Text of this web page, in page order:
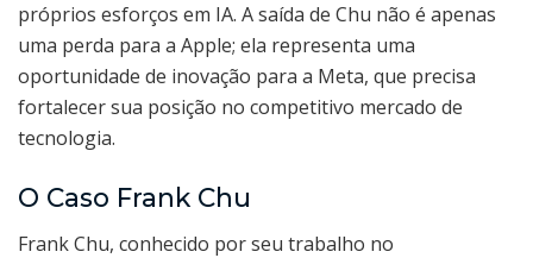
próprios esforços em IA. A saída de Chu não é apenas
uma perda para a Apple; ela representa uma
oportunidade de inovação para a Meta, que precisa
fortalecer sua posição no competitivo mercado de
tecnologia.
O Caso Frank Chu
Frank Chu, conhecido por seu trabalho no